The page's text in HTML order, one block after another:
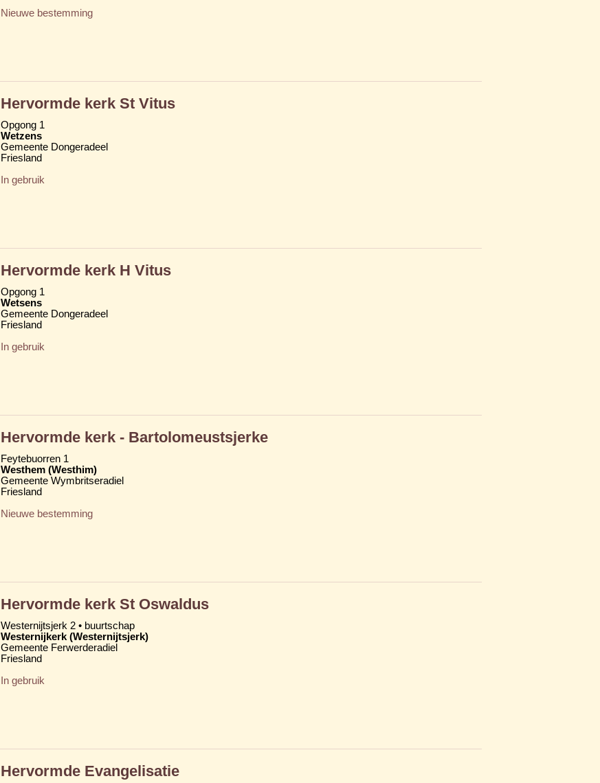
Nieuwe bestemming
Hervormde kerk St Vitus
Opgong 1
Wetzens
Gemeente Dongeradeel
Friesland
In gebruik
Hervormde kerk H Vitus
Opgong 1
Wetsens
Gemeente Dongeradeel
Friesland
In gebruik
Hervormde kerk - Bartolomeustsjerke
Feytebuorren 1
Westhem (Westhim)
Gemeente Wymbritseradiel
Friesland
Nieuwe bestemming
Hervormde kerk St Oswaldus
Westernijtsjerk 2 • buurtschap
Westernijkerk (Westernijtsjerk)
Gemeente Ferwerderadiel
Friesland
In gebruik
Hervormde Evangelisatie